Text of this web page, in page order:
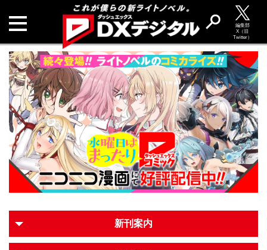
編集部
X（旧
Twitter）
新刊案内